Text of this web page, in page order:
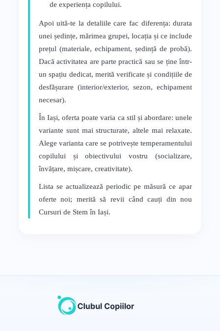
de experiența copilului.
Apoi uită-te la detaliile care fac diferența: durata
unei ședințe, mărimea grupei, locația și ce include
prețul (materiale, echipament, ședință de probă).
Dacă activitatea are parte practică sau se ține într-
un spațiu dedicat, merită verificate și condițiile de
desfășurare (interior/exterior, sezon, echipament
necesar).
În Iași, oferta poate varia ca stil și abordare: unele
variante sunt mai structurate, altele mai relaxate.
Alege varianta care se potrivește temperamentului
copilului și obiectivului vostru (socializare,
învățare, mișcare, creativitate).
Lista se actualizează periodic pe măsură ce apar
oferte noi; merită să revii când cauți din nou
Cursuri de Stem în Iași.